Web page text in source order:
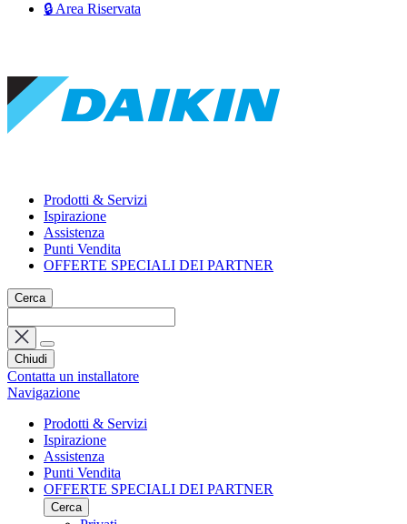
🔒 Area Riservata
Prodotti & Servizi
Ispirazione
Assistenza
Punti Vendita
OFFERTE SPECIALI DEI PARTNER
Cerca
Chiudi
Contatta un installatore
Navigazione
Prodotti & Servizi
Ispirazione
Assistenza
Punti Vendita
OFFERTE SPECIALI DEI PARTNER
Cerca